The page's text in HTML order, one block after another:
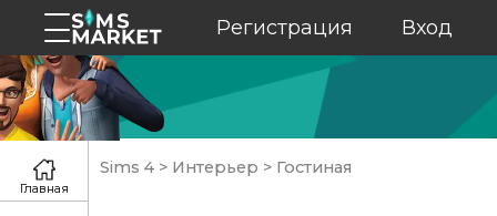
Регистрация Вход
Sims 4 > Интерьер > Гостиная
Главная